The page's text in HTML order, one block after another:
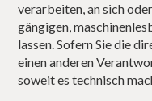
verarbeiten, an sich
gängigen,
lassen. Sofern Sie die
einen anderen
soweit es technisch